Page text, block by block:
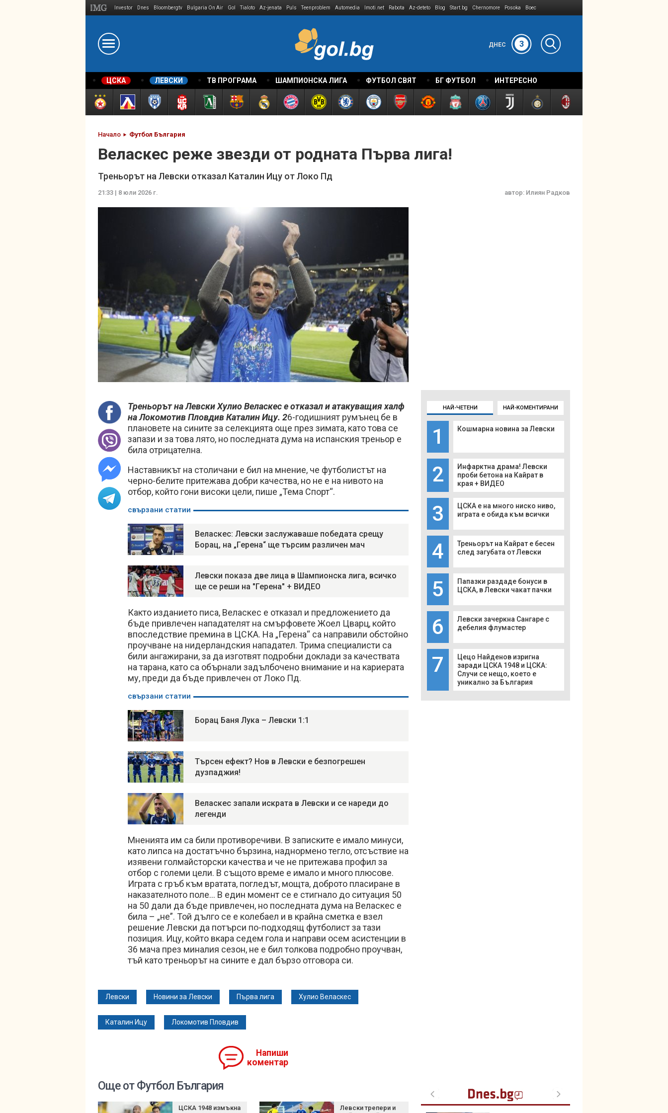
Investor Dnes Bloombergtv Bulgaria On Air Gol Tialoto Az-jenata Puls Teenproblem Automedia Imoti.net Rabota Az-deteto Blog Start.bg Chernomore Posoka Boec
ДНЕС 3
ЦСКА ЛЕВСКИ ТВ ПРОГРАМА ШАМПИОНСКА ЛИГА ФУТБОЛ СВЯТ БГ ФУТБОЛ ИНТЕРЕСНО
Начало Футбол България
Веласкес реже звезди от родната Първа лига!
Треньорът на Левски отказал Каталин Ицу от Локо Пд
21:33 | 8 юли 2026 г. автор: Илиян Радков
Треньорът на Левски Хулио Веласкес е отказал и атакуващия халф
на Локомотив Пловдив Каталин Ицу. 26-годишният румънец бе в
плановете на сините за селекцията още през зимата, като това се
запази и за това лято, но последната дума на испанския треньор е
била отрицателна.
Наставникът на столичани е бил на мнение, че футболистът на
черно-белите притежава добри качества, но не е на нивото на
отбор, който гони високи цели, пише „Тема Спорт“.
свързани статии
Веласкес: Левски заслужаваше победата срещу
Борац, на „Герена“ ще търсим различен мач
Левски показа две лица в Шампионска лига, всичко
ще се реши на "Герена" + ВИДЕО
Както изданието писа, Веласкес е отказал и предложението да
бъде привлечен нападателят на смърфовете Жоел Цварц, който
впоследствие премина в ЦСКА. На „Герена“ са направили обстойно
проучване на нидерландския нападател. Трима специалисти са
били ангажирани, за да изготвят подробни доклади за качествата
на тарана, като са обърнали задълбочено внимание и на кариерата
му, преди да бъде привлечен от Локо Пд.
свързани статии
Борац Баня Лука – Левски 1:1
Търсен ефект? Нов в Левски е безпогрешен
дузпаджия!
Веласкес запали искрата в Левски и се нареди до
легенди
Мненията им са били противоречиви. В записките е имало минуси,
като липса на достатъчно бързина, наднормено тегло, отсъствие на
изявени голмайсторски качества и че не притежава профил за
отбор с големи цели. В същото време е имало и много плюсове.
Играта с гръб към вратата, погледът, мощта, доброто пласиране в
наказателното поле… В един момент се е стигнало до ситуация 50
на 50 дали да бъде привлечен, но последната дума на Веласкес е
била – „не”. Той дълго се е колебаел и в крайна сметка е взел
решение Левски да потърси по-подходящ футболист за тази
позиция. Ицу, който вкара седем гола и направи осем асистенции в
36 мача през миналия сезон, не е бил толкова подробно проучван,
тъй като треньорът на сините е дал бързо отговора си.
Левски Новини за Левски Първа лига Хулио Веласкес
Каталин Ицу Локомотив Пловдив
Напиши
коментар
НАЙ-ЧЕТЕНИ НАЙ-КОМЕНТИРАНИ
1 Кошмарна новина за Левски
2
Инфарктна драма! Левски
проби бетона на Кайрат в
края + ВИДЕО
3
ЦСКА е на много ниско ниво,
играта е обида към всички
4
Треньорът на Кайрат е бесен
след загубата от Левски
5
Папазки раздаде бонуси в
ЦСКА, в Левски чакат пачки
6
Левски зачеркна Сангаре с
дебелия флумастер
7
Цецо Найденов изригна
заради ЦСКА 1948 и ЦСКА:
Случи се нещо, което е
уникално за България
Още от Футбол България
ЦСКА 1948 измъкна
Левски трепери и